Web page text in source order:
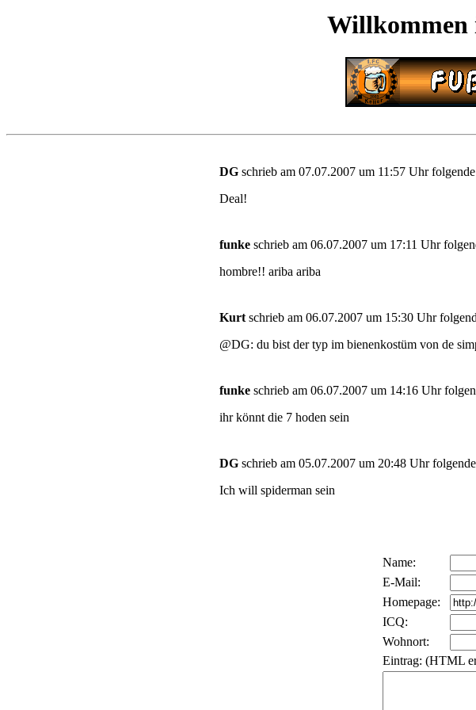
Willkommen
DG schrieb am 07.07.2007 um 11:57 Uhr
Deal!
funke schrieb am 06.07.2007 um 17:11 Uhr
hombre!! ariba ariba
Kurtschrieb am 06.07.2007 um 15:30 Uhr
@DG: du bist der typ im bienenkostüm von de
funke schrieb am 06.07.2007 um 14:16 Uhr
ihr könnt die 7 hoden sein
DG schrieb am 05.07.2007 um 20:48 Uhr
Ich will spiderman sein
Name:
E-Mail:
Homepage:
ICQ:
Wohnort:
Eintrag: (HTML